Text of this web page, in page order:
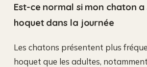
Est-ce normal si mon chaton
hoquet dans la journée
Les chatons présentent plus
hoquet que les adultes,